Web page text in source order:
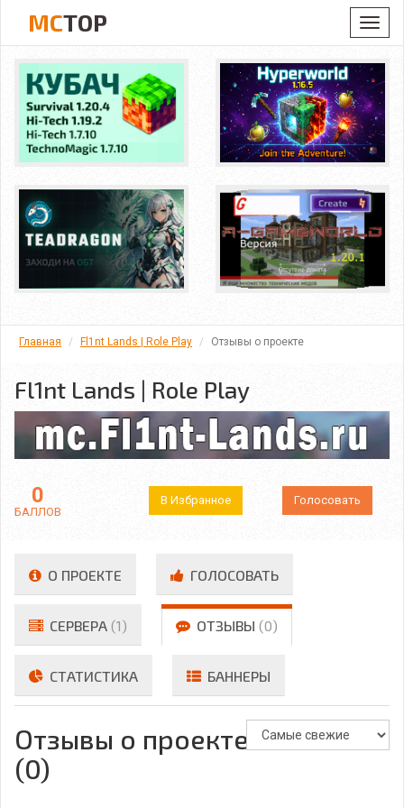
MCTOP
Главная Fl1nt Lands | Role Play Отзывы о проекте
Fl1nt Lands | Role Play
0
БАЛЛОВ
В Избранное Голосовать
О ПРОЕКТЕ ГОЛОСОВАТЬ
СЕРВЕРА (1) ОТЗЫВЫ (0)
СТАТИСТИКА БАННЕРЫ
Отзывы о проекте
(0)